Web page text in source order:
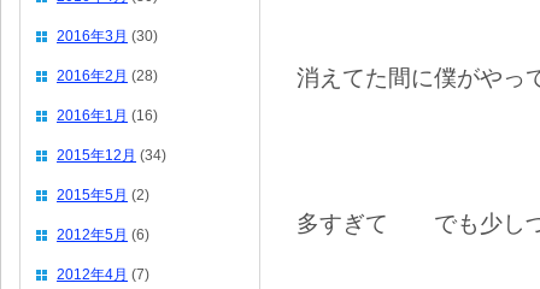
消えてた間に僕がやっ
多すぎて でも少しづ
2016年3月 (30)
2016年2月 (28)
2016年1月 (16)
2015年12月 (34)
2015年5月 (2)
2012年5月 (6)
2012年4月 (7)